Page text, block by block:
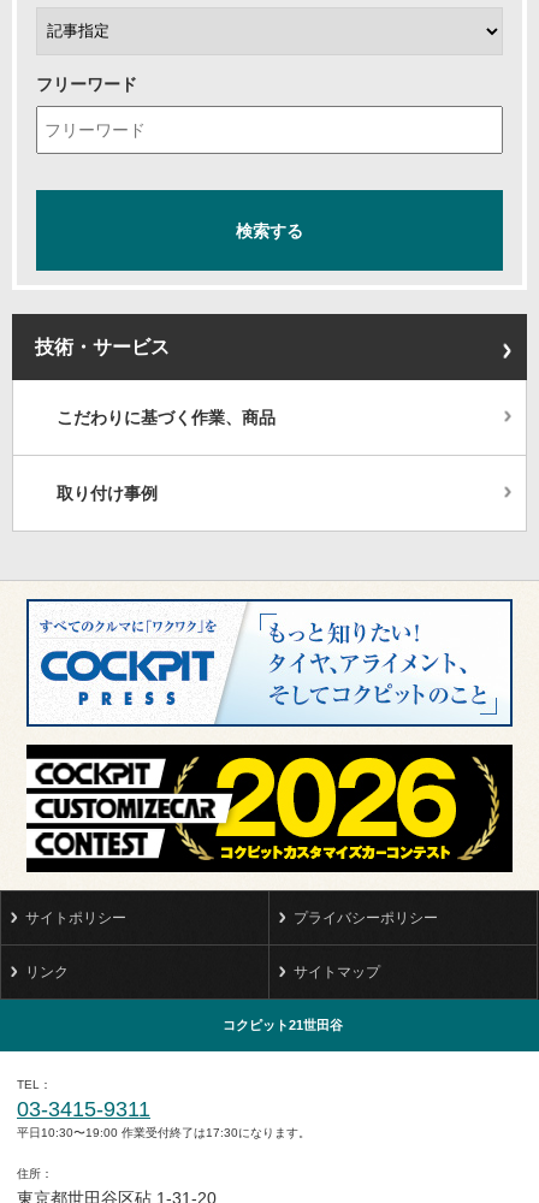
フリーワード
技術・サービス
こだわりに基づく作業、商品
取り付け事例
サイトポリシー プライバシーポリシー
リンク サイトマップ
コクピット21世田谷
TEL
03-3415-9311
平日10:30〜19:00 作業受付終了は17:30になります。
住所
東京都世田谷区砧 1-31-20